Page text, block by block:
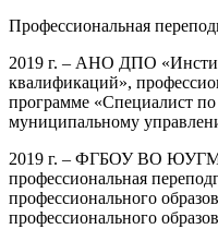
Профессиональная
2019 г. – АНО ДПО
квалификаций»,
программе «Специалист по
муниципальному
2019 г. – ФГБОУ ВО
профессиональная
профессионального
профессионального